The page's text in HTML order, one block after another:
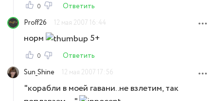
0
Ответить
Proff26
12 мая 2007 16:44
норм 5+
0
Ответить
Sun_Shine
12 мая 2007 17:56
"корабли в моей гавани..не взлетим, так